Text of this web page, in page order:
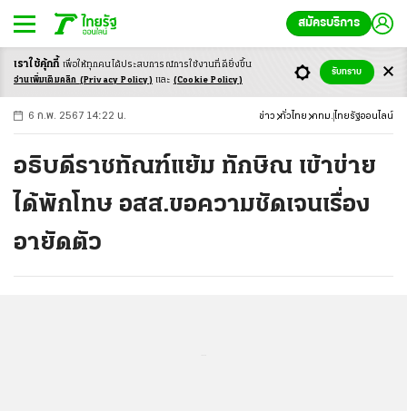
สมัครบริการ
-ก ก ก+
6 ก.พ. 2567 14:22 น. ข่าว ทั่วไทย กทม. ไทยรัฐออนไลน์
อธิบดีราชทัณฑ์แย้ม ทักษิณ เข้าข่าย
ได้พักโทษ อสส.ขอความชัดเจนเรื่อง
อายัดตัว
เราใช้คุ้กกี้ เพื่อให้ทุกคนได้ประสบการณ์การใช้งานที่ดียิ่งขึ้น
อ่านเพิ่มเติมคลิก (Privacy Policy) และ (Cookie Policy)
รับทราบ